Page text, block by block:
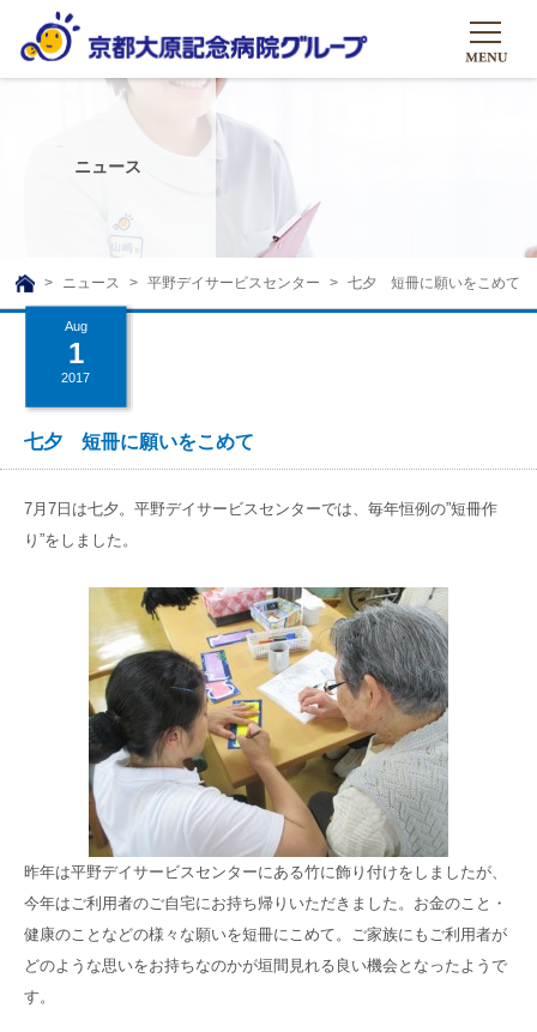
グループについて
グループについて
理事長挨拶
沿革ストーリー
基本的マインド
社会貢献活動
グループの取り組み
リハビリテーション
訪問サービス
通所サービス
高齢者住宅施設
食へのこだわり
大原のこと
メディア
ニュース
広報誌
自宅で使える動画集
お問い合わせ一覧
友達追加
京都近衛リハ病院
八瀬大原Ⅰ番館
リクルート
ニュース
TOP
ニュース 平野デイサービスセンター 七夕 短冊に願いをこめて
Aug
1
2017
七夕 短冊に願いをこめて
7月7日は七夕。平野デイサービスセンターでは、毎年恒例の”短冊作
り”をしました。
昨年は平野デイサービスセンターにある竹に飾り付けをしましたが、
今年はご利用者のご自宅にお持ち帰りいただきました。お金のこと・
健康のことなどの様々な願いを短冊にこめて。ご家族にもご利用者が
どのような思いをお持ちなのかが垣間見れる良い機会となったようで
す。